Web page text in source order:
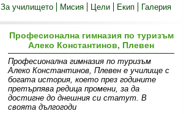
За училището Мисия Цели Екип Галерия
Професионална гимназия по туризъм
Алеко Константинов, Плевен
Професионална гимназия по туризъм
Алеко Константинов, Плевен е училище с
богата история, което през годините
претърпява редица промени, за да
достигне до днешния си статут. В
своята дългогоди